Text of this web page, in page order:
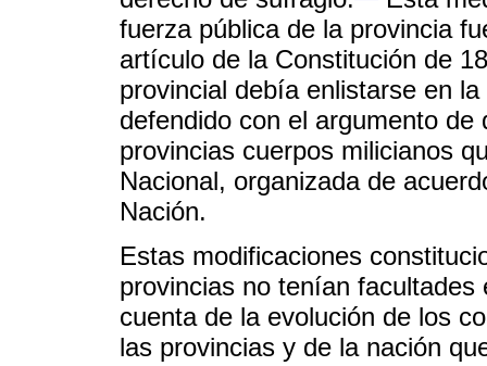
fuerza pública de la provincia
artículo de la Constitución de
provincial debía enlistarse en
defendido con el argumento
provincias cuerpos milicianos
Nacional, organizada de
Nación.
Estas modificaciones
provincias no tenían
cuenta de la evolución de los
las provincias y de la nación